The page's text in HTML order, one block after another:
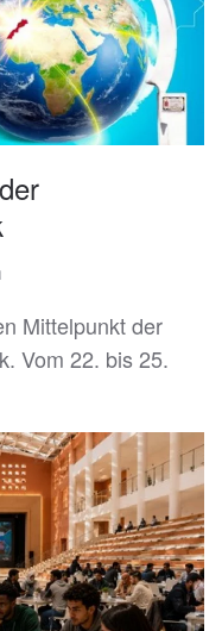
Mittelpunkt der
Vom 22. bis 25.